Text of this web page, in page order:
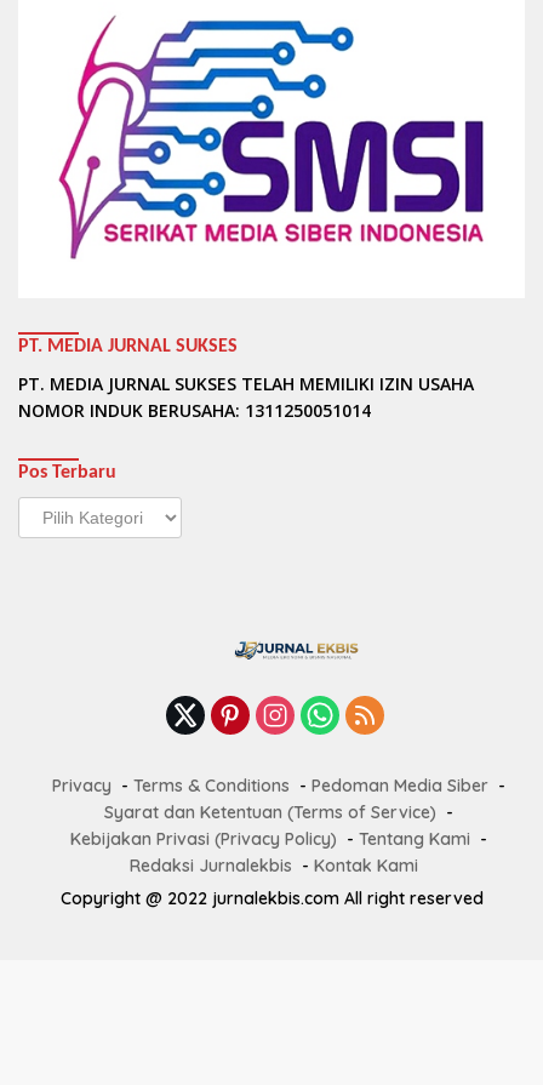
PT. MEDIA JURNAL SUKSES
PT. MEDIA JURNAL SUKSES TELAH MEMILIKI IZIN USAHA
NOMOR INDUK BERUSAHA: 1311250051014
Pos Terbaru
Pos
Terbaru
Privacy Terms & Conditions
Pedoman Media Siber
Syarat dan Ketentuan (Terms of Service)
Kebijakan Privasi (Privacy Policy)
Tentang Kami
Redaksi Jurnalekbis
Kontak Kami
Copyright @ 2022 jurnalekbis.com All right reserved